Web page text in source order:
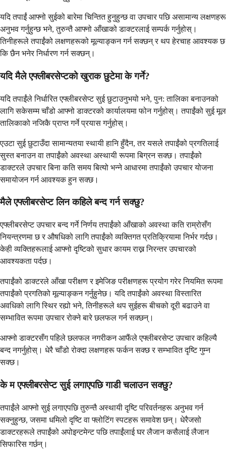
यदि तपाईं आफ्नो सुईको बारेमा चिन्तित हुनुहुन्छ वा उपचार पछि असामान्य लक्षणहरू
अनुभव गर्नुहुन्छ भने, तुरुन्तै आफ्नो आँखाको डाक्टरलाई सम्पर्क गर्नुहोस्।
तिनीहरूले तपाईंको लक्षणहरूको मूल्याङ्कन गर्न सक्छन् र थप हेरचाह आवश्यक छ
कि छैन भनेर निर्धारण गर्न सक्छन्।
यदि मैले एफ्लीबरसेप्टको खुराक छुटेमा के गर्ने?
यदि तपाईंले निर्धारित एफ्लीबरसेप्ट सुई छुटाउनुभयो भने, पुन: तालिका बनाउनको
लागि सकेसम्म चाँडो आफ्नो डाक्टरको कार्यालयमा फोन गर्नुहोस्। तपाईंको सुई मूल
तालिकाको नजिकै प्राप्त गर्ने प्रयास गर्नुहोस्।
एउटा सुई छुटाउँदा सामान्यतया स्थायी हानि हुँदैन, तर यसले तपाईंको प्रगतिलाई
सुस्त बनाउन वा तपाईंको अवस्था अस्थायी रूपमा बिग्रन सक्छ। तपाईंको
डाक्टरले उपचार बिना कति समय बित्यो भन्ने आधारमा तपाईंको उपचार योजना
समायोजन गर्न आवश्यक हुन सक्छ।
मैले एफ्लीबरसेप्ट लिन कहिले बन्द गर्न सक्छु?
एफ्लीबरसेप्ट उपचार बन्द गर्ने निर्णय तपाईंको आँखाको अवस्था कति राम्रोसँग
नियन्त्रणमा छ र औषधिको लागि तपाईंको व्यक्तिगत प्रतिक्रियामा निर्भर गर्दछ।
केही व्यक्तिहरूलाई आफ्नो दृष्टिको सुधार कायम राख्न निरन्तर उपचारको
आवश्यकता पर्दछ।
तपाईंको डाक्टरले आँखा परीक्षण र इमेजिङ परीक्षणहरू प्रयोग गरेर नियमित रूपमा
तपाईंको प्रगतिको मूल्याङ्कन गर्नुहुनेछ। यदि तपाईंको अवस्था विस्तारित
अवधिको लागि स्थिर रह्यो भने, तिनीहरूले थप सुईहरू बीचको दूरी बढाउने वा
सम्भावित रूपमा उपचार रोक्ने बारे छलफल गर्न सक्छन्।
आफ्नो डाक्टरसँग पहिले छलफल नगरीकन आफैंले एफ्लीबरसेप्ट उपचार कहिल्यै
बन्द नगर्नुहोस्। धेरै चाँडो रोक्दा लक्षणहरू फर्कन सक्छ र सम्भावित दृष्टि गुम्न
सक्छ।
के म एफ्लीबरसेप्ट सुई लगाएपछि गाडी चलाउन सक्छु?
तपाईंले आफ्नो सुई लगाएपछि तुरुन्तै अस्थायी दृष्टि परिवर्तनहरू अनुभव गर्न
सक्नुहुन्छ, जसमा धमिलो दृष्टि वा फ्लोटिंग स्पटहरू समावेश छन्। धेरैजसो
डाक्टरहरूले तपाईंको अपोइन्टमेन्ट पछि तपाईंलाई घर लैजान कसैलाई लैजान
सिफारिस गर्छन्।